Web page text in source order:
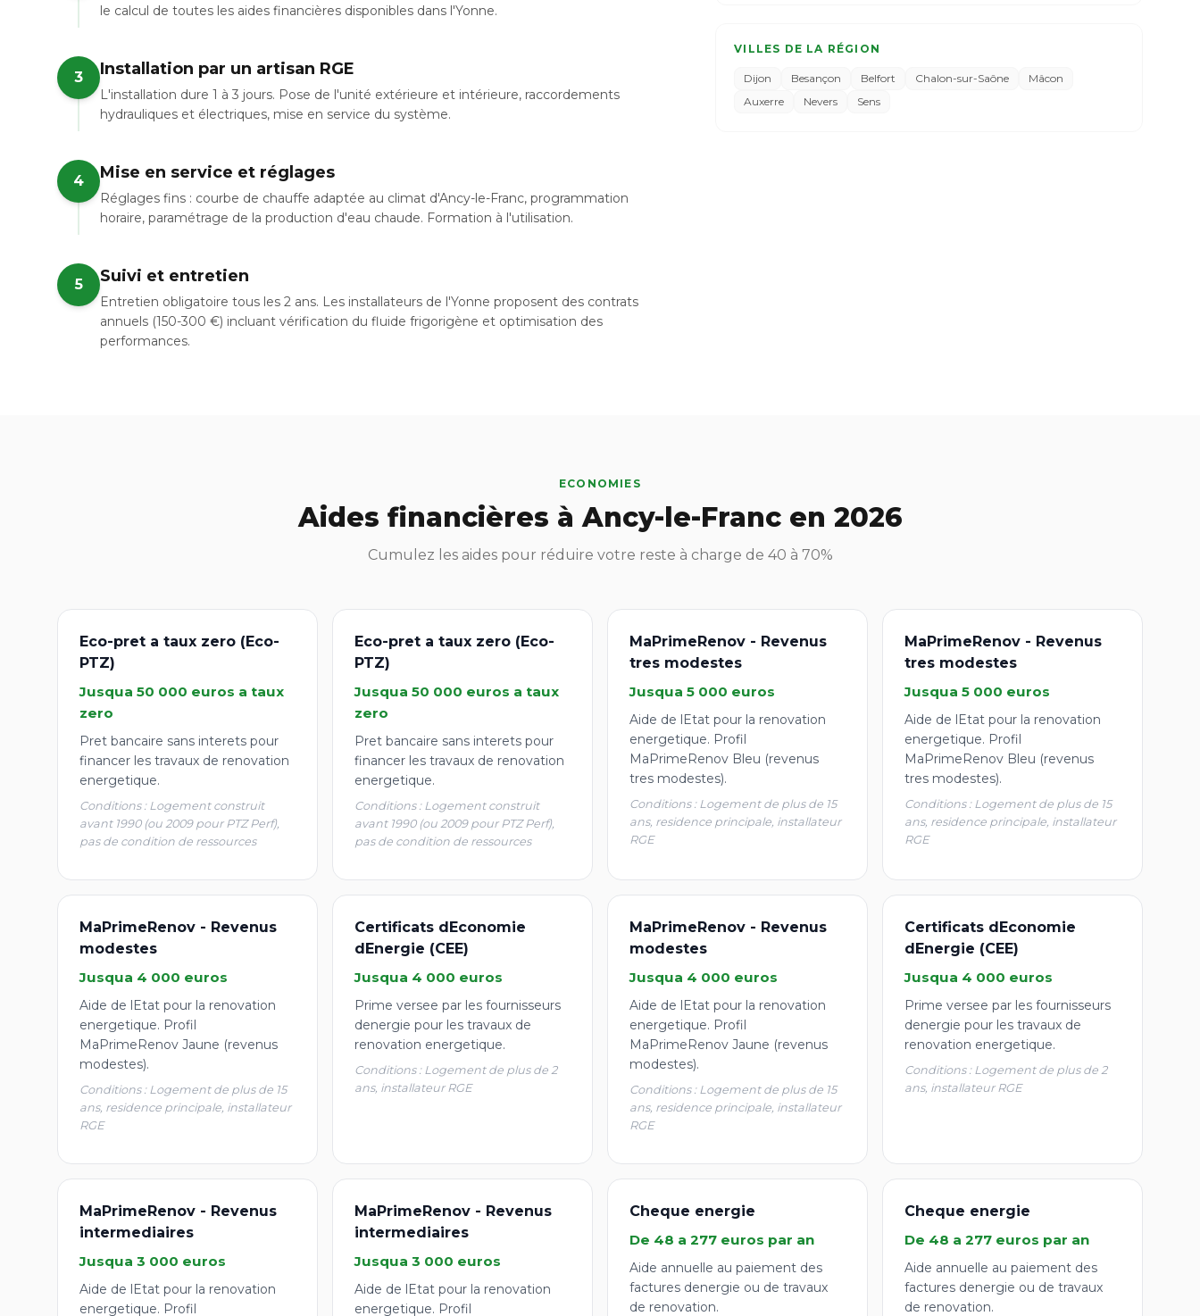
le calcul de toutes les aides financières disponibles dans l'Yonne.
3 Installation par un artisan RGE
L'installation dure 1 à 3 jours. Pose de l'unité extérieure et intérieure, raccordements
hydrauliques et électriques, mise en service du système.
4 Mise en service et réglages
Réglages fins : courbe de chauffe adaptée au climat d'Ancy-le-Franc, programmation
horaire, paramétrage de la production d'eau chaude. Formation à l'utilisation.
5 Suivi et entretien
Entretien obligatoire tous les 2 ans. Les installateurs de l'Yonne proposent des contrats
annuels (150-300 €) incluant vérification du fluide frigorigène et optimisation des
performances.
VILLES DE LA RÉGION
Dijon Besançon Belfort Chalon-sur-Saône
Mâcon
Auxerre
Nevers Sens
ECONOMIES
Aides financières à Ancy-le-Franc en 2026
Cumulez les aides pour réduire votre reste à charge de 40 à 70%
Eco-pret a taux zero (Eco-
PTZ)
Jusqua 50 000 euros a taux
zero
Pret bancaire sans interets pour
financer les travaux de renovation
energetique.
Conditions : Logement construit
avant 1990 (ou 2009 pour PTZ Perf),
pas de condition de ressources
Eco-pret a taux zero (Eco-
PTZ)
Jusqua 50 000 euros a taux
zero
Pret bancaire sans interets pour
financer les travaux de renovation
energetique.
Conditions : Logement construit
avant 1990 (ou 2009 pour PTZ Perf),
pas de condition de ressources
MaPrimeRenov - Revenus
tres modestes
Jusqua 5 000 euros
Aide de lEtat pour la renovation
energetique. Profil
MaPrimeRenov Bleu (revenus
tres modestes).
Conditions : Logement de plus de 15
ans, residence principale, installateur
RGE
MaPrimeRenov - Revenus
tres modestes
Jusqua 5 000 euros
Aide de lEtat pour la renovation
energetique. Profil
MaPrimeRenov Bleu (revenus
tres modestes).
Conditions : Logement de plus de 15
ans, residence principale, installateur
RGE
MaPrimeRenov - Revenus
modestes
Jusqua 4 000 euros
Aide de lEtat pour la renovation
energetique. Profil
MaPrimeRenov Jaune (revenus
modestes).
Conditions : Logement de plus de 15
ans, residence principale, installateur
RGE
Certificats dEconomie
dEnergie (CEE)
Jusqua 4 000 euros
Prime versee par les fournisseurs
denergie pour les travaux de
renovation energetique.
Conditions : Logement de plus de 2
ans, installateur RGE
MaPrimeRenov - Revenus
modestes
Jusqua 4 000 euros
Aide de lEtat pour la renovation
energetique. Profil
MaPrimeRenov Jaune (revenus
modestes).
Conditions : Logement de plus de 15
ans, residence principale, installateur
RGE
Certificats dEconomie
dEnergie (CEE)
Jusqua 4 000 euros
Prime versee par les fournisseurs
denergie pour les travaux de
renovation energetique.
Conditions : Logement de plus de 2
ans, installateur RGE
MaPrimeRenov - Revenus
intermediaires
Jusqua 3 000 euros
Aide de lEtat pour la renovation
energetique. Profil
MaPrimeRenov - Revenus
intermediaires
Jusqua 3 000 euros
Aide de lEtat pour la renovation
energetique. Profil
Cheque energie
De 48 a 277 euros par an
Aide annuelle au paiement des
factures denergie ou de travaux
de renovation.
Cheque energie
De 48 a 277 euros par an
Aide annuelle au paiement des
factures denergie ou de travaux
de renovation.